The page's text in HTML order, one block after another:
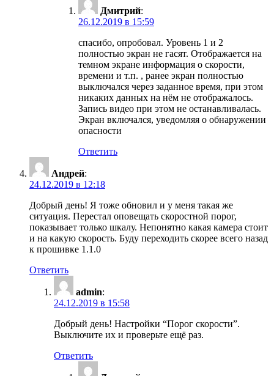
Дмитрий:
26.12.2019 в 15:59
спасибо, опробовал. Уровень 1 и 2
полностью экран не гасят. Отображается на
темном экране информация о скорости,
времени и т.п. , ранее экран полностью
выключался через заданное время, при этом
никаких данных на нём не отображалось.
Запись видео при этом не останавливалась.
Экран включался, уведомляя о обнаружении
опасности
Ответить
Андрей:
24.12.2019 в 12:18
Добрый день! Я тоже обновил и у меня такая же
ситуация. Перестал оповещать скоростной порог,
показывает только шкалу. Непонятно какая камера стоит
и на какую скорость. Буду переходить скорее всего назад
к прошивке 1.1.0
Ответить
admin:
24.12.2019 в 15:58
Добрый день! Настройки “Порог скорости”.
Выключите их и проверьте ещё раз.
Ответить